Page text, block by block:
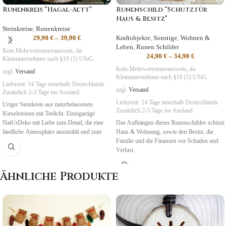
Runenkreis “Hagal-Aett”
Steinkreise Runenkreise
29,90 €– 39,90 €
Kein Mehrwertsteuerausweis, da
Kleinunternehmer nach §19 (1) UStG.
zzgl. Versand
Lieferzeit: 14 Tage innerhalb Deutschlands.
Zusätzlich 2-3 Tage ins Ausland.
Uriger Steinkreis aus naturbelassenen
Kieselsteinen mit Teelicht. Einzigartige
NatUrDeko mit Liebe zum Detail, die eine
ländliche Atmosphäre ausstrahlt und zum
Runenschild “Schutz für
Haus & Besitz”
Kraftobjekte Sonstige Wohnen &
Leben Runen Schilder
24,90 €– 34,90 €
Kein Mehrwertsteuerausweis, da
Kleinunternehmer nach §19 (1) UStG.
zzgl. Versand
Lieferzeit: 14 Tage innerhalb Deutschlands.
Zusätzlich 2-3 Tage ins Ausland.
Das Aufhängen dieses Runenschildes schützt
Haus & Wohnung, sowie den Besitz, die
Familie und die Finanzen vor Schaden und
Verlust.
Ähnliche Produkte